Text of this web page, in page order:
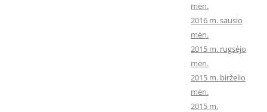
mėn.
2016 m. sausio
mėn.
2015 m. rugsėjo
mėn.
2015 m. birželio
mėn.
2015 m.